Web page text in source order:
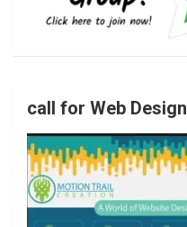
b
o
k
r
a
call for Web Design